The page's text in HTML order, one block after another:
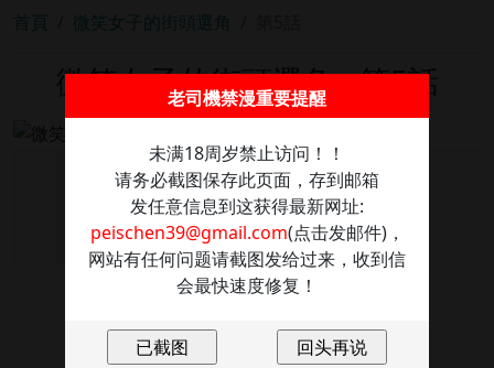
首頁 微笑女子的街頭選角
微笑女子的街頭選角 - 第5話
图片加载失败
点击重新加载
老司機禁漫重要提醒
未满18周岁禁止访问！！
请务必截图保存此页面，存到邮箱
发任意信息到这获得最新网址:
peischen39@gmail.com(点击发邮件)，
网站有任何问题请截图发给过来，收到信
会最快速度修复！